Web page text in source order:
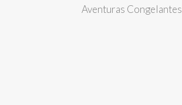
Aventuras Congelantes